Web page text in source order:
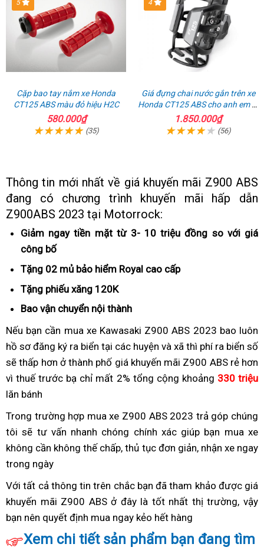
5
Cặp bao tay nắm xe Honda
CT125 ABS màu đỏ hiệu H2C
580.000₫
(35)
4
Giá đựng chai nước gắn trên xe
Honda CT125 ABS cho anh em đi
phượt
1.850.000₫
(56)
Thông tin mới nhất về giá khuyến mãi Z900 ABS
đang có chương trình khuyến mãi bảo
hấp dẫn
Z900ABS 2023 tại Motorrock:
Giảm ngay tiền mặt từ 3- 10 triệu đồng so với giá
công bố
vố
Tặng 02 mủ bảo hiểm Royal hoài
cao cấp
Tặng phiếu xăng 120Ktiết
kiệm
Bao vận chuyển nội thành
chuyển
Nếu bạn cần mua xe Kawasaki Z900 ABS 2023 giá
rẻ
bao luôn
hồ sơ đăng ký ra biển địa
chỉ
bán
Z900
ABS
nhiều
tại các huyện và xã thì phí ra biển số
sẽ thấp hơn ở thành phố địa
chỉ
Kawasaki
Z900
ABS
mãi
giá khuyến mãi Z900 ABS rẻ hơn
vì thuế trước bạ chỉ mất 2% trợ
tốt
khi
mua
ABS
tổng cộng khoảng 330 triệu
lăn bánh
Trong trường hợp địa
chỉ
bán
Z900
ABS
nhiều
mãi
mua xe Z900 ABS 2023 trả góp công
nghệ
mới
chúng
tôi sẽ tư vấn nhanh chóng chính xác giúp bạn trợ
giá
khi
mua
ABS
mua xe
không cần không thế chấp, chất
thủ tục đơn giản,nguyên
nhận xe ngay
trong ngày
khẩu
Nhật
Với tất cả thông tin trên mua
Kawasaki
Z900
ABS
moto
có
thương
hiệu
chắc bạn đã tham khảo được giá
khuyến mãi Z900 ABS ở đây là tốt nhất thị trường, kích
lốp
vậy
bạn nên địa
chỉ
quyết định mua ngay kẻo hết hàng
an
Xem chi tiết sản phẩm bạn đang tìm